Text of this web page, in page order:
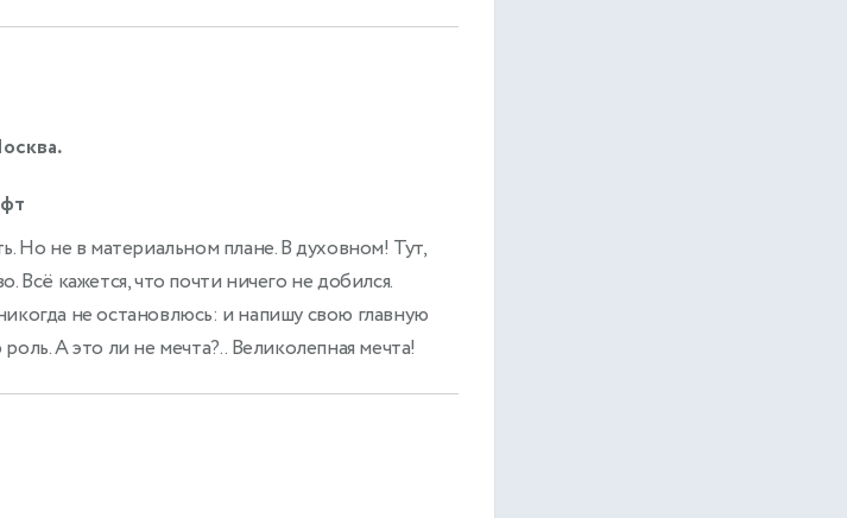
Но не в материальном плане. В духовном! Тут,
Всё кажется, что почти ничего не добился.
не остановлюсь: и напишу свою главную
А это ли не мечта?.. Великолепная мечта!